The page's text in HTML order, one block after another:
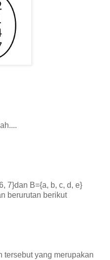
7}dan B={a, b, c, d, e}
berurutan berikut
tersebut yang merupakan